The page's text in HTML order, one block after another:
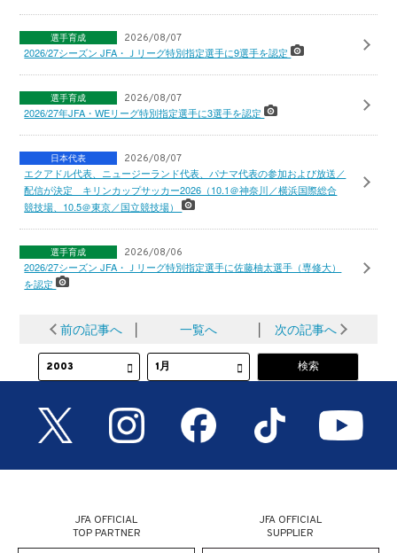
選手育成 2026/08/07
2026/27シーズン JFA・Ｊリーグ特別指定選手に9選手を認定
選手育成 2026/08/07
2026/27年JFA・WEリーグ特別指定選手に3選手を認定
日本代表 2026/08/07
エクアドル代表、ニュージーランド代表、パナマ代表の参加および放送／
配信が決定 キリンカップサッカー2026（10.1＠神奈川／横浜国際総合
競技場、10.5＠東京／国立競技場）
選手育成 2026/08/06
2026/27シーズン JFA・Ｊリーグ特別指定選手に佐藤柚太選手（専修大）
を認定
前の記事へ │ 一覧へ │ 次の記事へ
JFA OFFICIAL
TOP PARTNER
JFA OFFICIAL
SUPPLIER